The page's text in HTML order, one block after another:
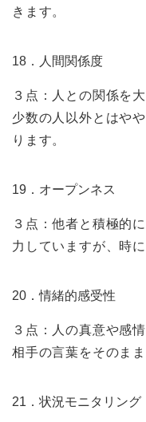
きます。
18．人間関係度
３点：人との関係を
少数の人以外とはや
ります。
19．オープンネス
３点：他者と積極的
力していますが、時
20．情緒的感受性
３点：人の真意や感
相手の言葉をそのま
21．状況モニタリング